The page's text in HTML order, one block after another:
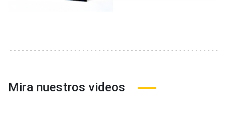
Mira nuestros videos